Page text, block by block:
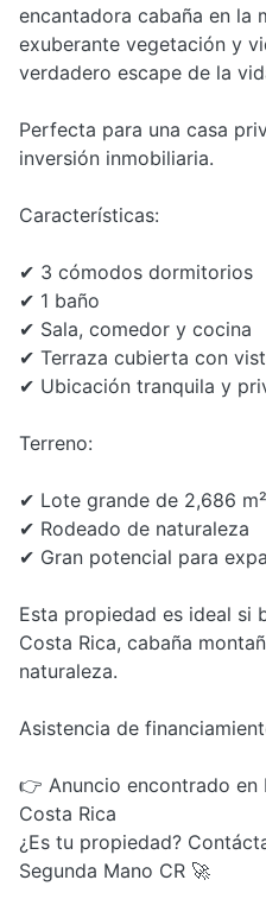
encantadora cabaña en la
exuberante vegetación y
verdadero escape de la
Perfecta para una casa
inversión inmobiliaria.
Características:
✔ 3 cómodos dormitorios
✔ 1 baño
✔ Sala, comedor y cocina
✔ Terraza cubierta con
✔ Ubicación tranquila y
Terreno:
✔ Lote grande de 2,686 m²
✔ Rodeado de naturaleza
✔ Gran potencial para
Esta propiedad es ideal si
Costa Rica, cabaña
naturaleza.
Asistencia de
👉 Anuncio encontrado en
Costa Rica
¿Es tu propiedad?
Segunda Mano CR 🚀